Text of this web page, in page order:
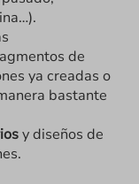
de
ya creadas o
bastante
y diseños de